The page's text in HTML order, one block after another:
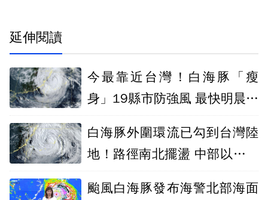
延伸閱讀
今最靠近台灣！白海豚「瘦
身」19縣市防強風 最快明晨解
白海豚外圍環流已勾到台灣陸
地！路徑南北擺盪 中部以北豪
颱風白海豚發布海警北部海面